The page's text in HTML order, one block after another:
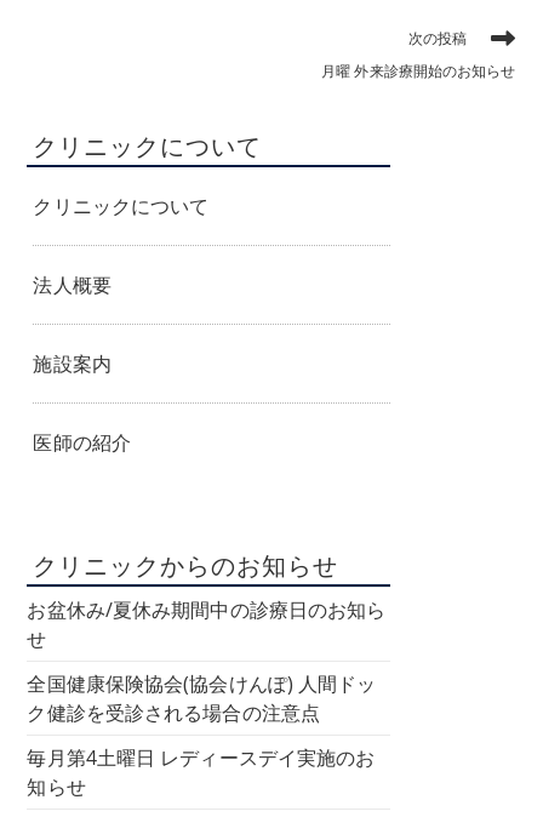
事
を
読
む
次の投稿
月曜 外来診療開始のお知らせ
クリニックについて
クリニックについて
法人概要
施設案内
医師の紹介
クリニックからのお知らせ
お盆休み/夏休み期間中の診療日のお知ら
せ
全国健康保険協会(協会けんぽ) 人間ドッ
ク健診を受診される場合の注意点
毎月第4土曜日 レディースデイ実施のお
知らせ